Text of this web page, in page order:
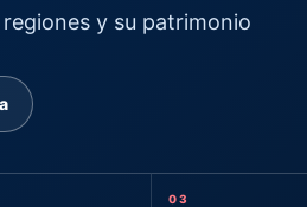
y su patrimonio
03